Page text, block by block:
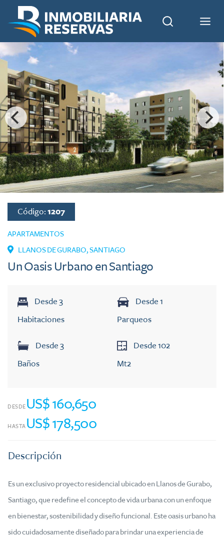
Código: 1207
APARTAMENTOS
LLANOS DE GURABO,SANTIAGO
Un Oasis Urbano en Santiago
Desde3
Habitaciones
Desde3
Baños
Desde1
Parqueos
Desde 102
Mt2
DESDE US$ 160,650
HASTA US$ 178,500
Descripción
Es un exclusivo proyecto residencial ubicado en Llanos de Gurabo,
Santiago, que redefine el concepto de vida urbana con un enfoque
en bienestar, sostenibilidad y diseño funcional. Este oasis urbano ha
sido cuidadosamente diseñado para brindar una experiencia de